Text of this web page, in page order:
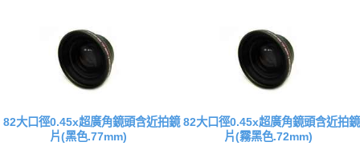
82大口徑0.45x超廣角鏡頭含近拍鏡
片(黑色.77mm)
82大口徑0.45x超廣角鏡頭含近拍鏡
片(霧黑色.72mm)